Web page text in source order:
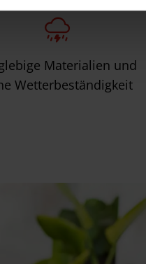
Materialien und
Wetterbeständigkeit